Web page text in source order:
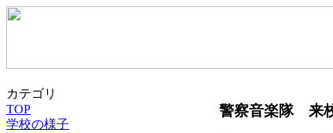
カテゴリ
TOP
学校の様子
警察音楽隊 来